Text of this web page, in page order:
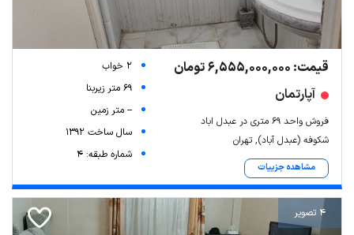
قیمت: 6,555,000,000 تومان
آپارتمان
فروش واحد ۶۹ متری در عبدل اباد
شکوفه (عبدل آباد), تهران
مشاهده جزییات
2 خواب
69 متر زیربنا
-- متر زمین
سال ساخت 1392
شماره طبقه: 4
4 تصویر